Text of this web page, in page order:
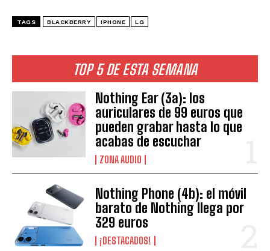
TOP 5 DE ESTA SEMANA
Nothing Ear (3a): los
auriculares de 99 euros que
pueden grabar hasta lo que
acabas de escuchar
ZONA AUDIO
Nothing Phone (4b): el móvil
barato de Nothing llega por
329 euros
¡DESTACADOS!
TAGS BLACKBERRY IPHONE LG